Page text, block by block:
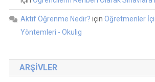
Aktif Öğrenme Nedir? için Öğretmenler
Yöntemleri - Okulig
ARŞIVLER